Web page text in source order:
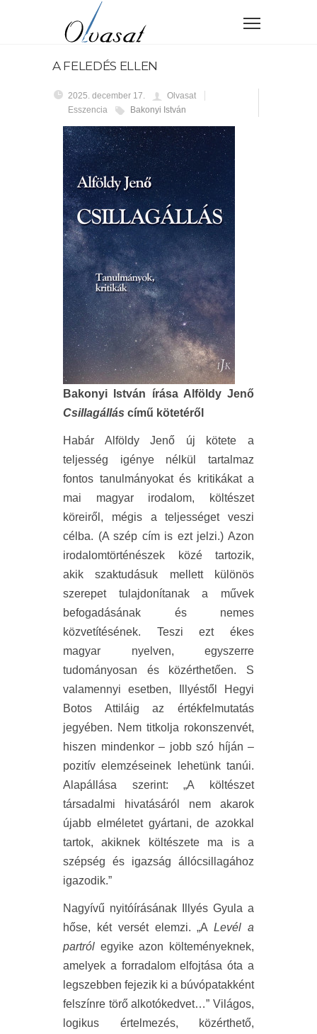
A FELEDÉS ELLEN
2025. december 17.
Olvasat
Esszencia
Bakonyi István
Bakonyi István írása Alföldy Jenő
Csillagállás című kötetéről
Habár Alföldy Jenő új kötete a
teljesség igénye nélkül tartalmaz
fontos tanulmányokat és kritikákat a
mai magyar irodalom, költészet
köreiről, mégis a teljességet veszi
célba. (A szép cím is ezt jelzi.) Azon
irodalomtörténészek közé tartozik,
akik szaktudásuk mellett különös
szerepet tulajdonítanak a művek
befogadásának és nemes
közvetítésének. Teszi ezt ékes
magyar nyelven, egyszerre
tudományosan és közérthetően. S
valamennyi esetben, Illyéstől Hegyi
Botos Attiláig az értékfelmutatás
jegyében. Nem titkolja rokonszenvét,
hiszen mindenkor – jobb szó híján –
pozitív elemzéseinek lehetünk tanúi.
Alapállása szerint: „A költészet
társadalmi hivatásáról nem akarok
újabb elméletet gyártani, de azokkal
tartok, akiknek költészete ma is a
szépség és igazság állócsillagához
igazodik.”
Nagyívű nyitóírásának Illyés Gyula a
hőse, két versét elemzi. „ALevél a
partról egyike azon költeményeknek,
amelyek a forradalom elfojtása óta a
legszebben fejezik ki a búvópatakként
felszínre törő alkotókedvet…” Világos,
logikus értelmezés, közérthető,